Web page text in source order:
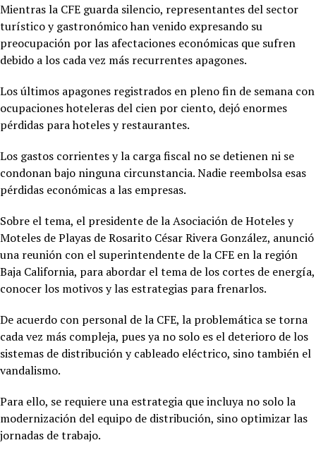
Mientras la CFE guarda silencio, representantes del sector
turístico y gastronómico han venido expresando su
preocupación por las afectaciones económicas que sufren
debido a los cada vez más recurrentes apagones.
Los últimos apagones registrados en pleno fin de semana con
ocupaciones hoteleras del cien por ciento, dejó enormes
pérdidas para hoteles y restaurantes.
Los gastos corrientes y la carga fiscal no se detienen ni se
condonan bajo ninguna circunstancia. Nadie reembolsa esas
pérdidas económicas a las empresas.
Sobre el tema, el presidente de la Asociación de Hoteles y
Moteles de Playas de Rosarito César Rivera González, anunció
una reunión con el superintendente de la CFE en la región
Baja California, para abordar el tema de los cortes de energía,
conocer los motivos y las estrategias para frenarlos.
De acuerdo con personal de la CFE, la problemática se torna
cada vez más compleja, pues ya no solo es el deterioro de los
sistemas de distribución y cableado eléctrico, sino también el
vandalismo.
Para ello, se requiere una estrategia que incluya no solo la
modernización del equipo de distribución, sino optimizar las
jornadas de trabajo.